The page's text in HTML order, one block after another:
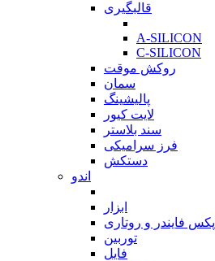
قالبگیری
A-SILICON
C-SILICON
روکش موقت
سمان
پالیشینگ
لایت کیور
سند بلاستر
فرز سرامیکی
دستکش
اندو
ابزار
اپکس فایندر و روتاری
توربین
فایل